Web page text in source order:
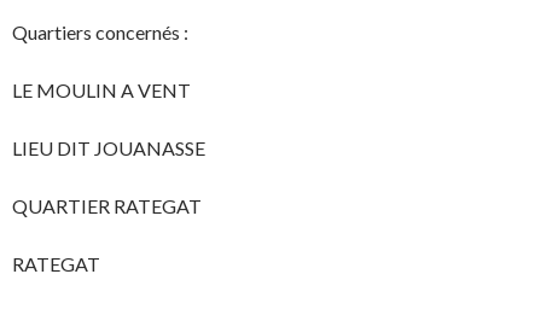
Quartiers concernés :
LE MOULIN A VENT
LIEU DIT JOUANASSE
QUARTIER RATEGAT
RATEGAT